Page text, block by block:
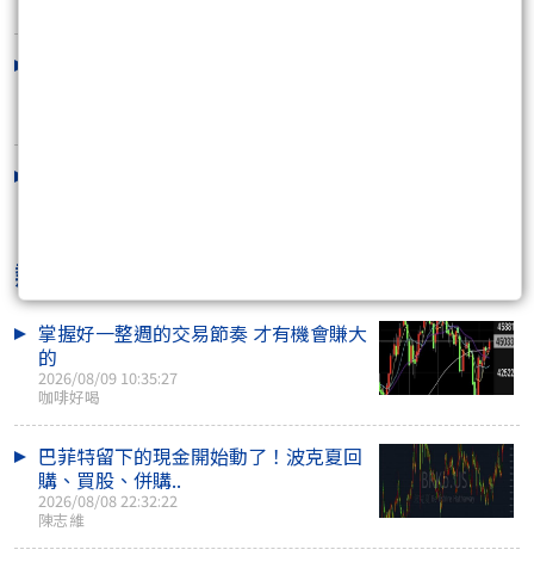
熱門焦點文章
掌握好一整週的交易節奏 才有機會賺大
的
2026/08/09 10:35:27
咖啡好喝
巴菲特留下的現金開始動了！波克夏回
購、買股、併購..
2026/08/08 22:32:22
陳志維